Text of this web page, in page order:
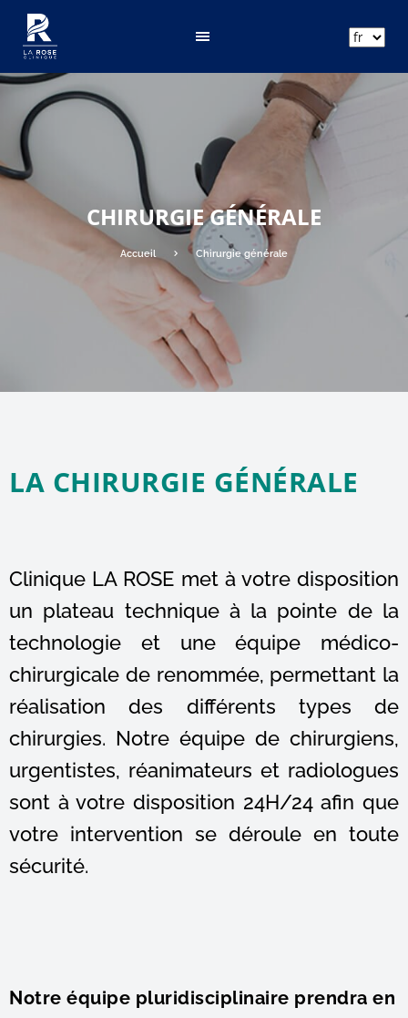
CHIRURGIE GÉNÉRALE
Accueil Chirurgie générale
LA CHIRURGIE GÉNÉRALE
Clinique LA ROSE met à votre disposition
un plateau technique à la pointe de la
technologie et une équipe médico-
chirurgicale de renommée, permettant la
réalisation des différents types de
chirurgies. Notre équipe de chirurgiens,
urgentistes, réanimateurs et radiologues
sont à votre disposition 24H/24 afin que
votre intervention se déroule en toute
sécurité.
Notre équipe pluridisciplinaire prendra en